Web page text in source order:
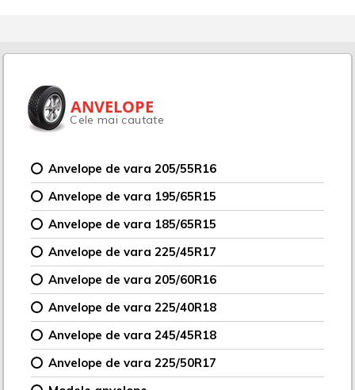
ANVELOPE
Cele mai cautate
Anvelope de vara 205/55R16
Anvelope de vara 195/65R15
Anvelope de vara 185/65R15
Anvelope de vara 225/45R17
Anvelope de vara 205/60R16
Anvelope de vara 225/40R18
Anvelope de vara 245/45R18
Anvelope de vara 225/50R17